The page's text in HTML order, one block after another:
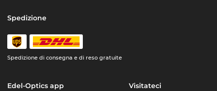
Spedizione
Spedizione di consegna e di reso gratuite
Edel-Optics app Visitateci